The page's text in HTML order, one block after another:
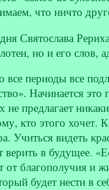
что ничто
Святослава
но и его слов,
все периоды все
Начинается это
не предлагает
кто этого хочет.
Учиться видеть
в будущее.
от благополучия и
будет нести в